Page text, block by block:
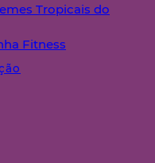
Tropicais do
Fitness